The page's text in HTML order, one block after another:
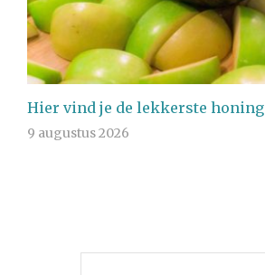
Hier vind je de lekkerste honing
9 augustus 2026